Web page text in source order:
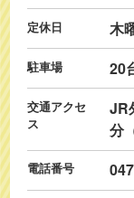
定休日 木
駐車場 20
交通アクセ
ス
JR
分
電話番号